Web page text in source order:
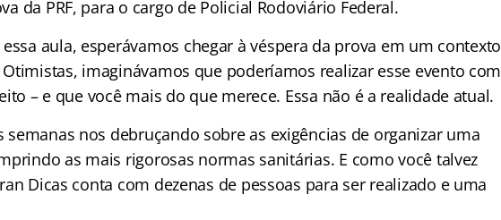
da PRF, para o cargo de Policial Rodoviário Federal.
aula, esperávamos chegar à véspera da prova em um contexto
imaginávamos que poderíamos realizar esse evento com
– e que você mais do que merece. Essa não é a realidade atual.
semanas nos debruçando sobre as exigências de organizar uma
as mais rigorosas normas sanitárias. E como você talvez
Dicas conta com dezenas de pessoas para ser realizado e uma